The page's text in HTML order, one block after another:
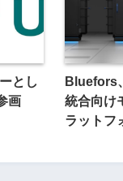
とし
画
Bluefors
統合向け
ラットフ